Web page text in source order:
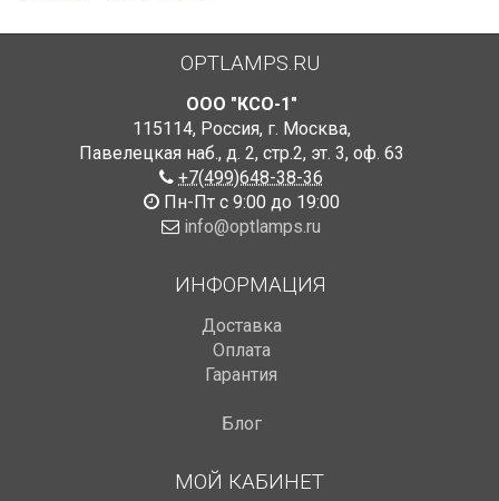
OPTLAMPS.RU
ООО "КСО-1"
115114, Россия, г. Москва,
Павелецкая наб., д. 2, стр.2, эт. 3, оф. 63
+7(499)648-38-36
Пн-Пт с 9:00 до 19:00
info@optlamps.ru
ИНФОРМАЦИЯ
Доставка
Оплата
Гарантия
Блог
МОЙ КАБИНЕТ